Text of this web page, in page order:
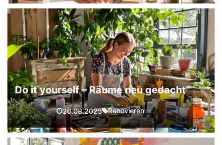
Do it yourself – Räume neu gedacht
26.08.2025 Renovieren